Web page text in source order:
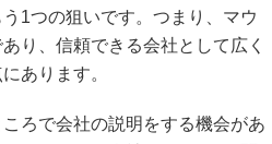
1つの狙いです。つまり、マウ
り、信頼できる会社として広く
あります。
ろで会社の説明をする機会があ